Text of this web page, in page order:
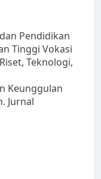
Pendidikan
Tinggi Vokasi
Teknologi,
Keunggulan
Jurnal